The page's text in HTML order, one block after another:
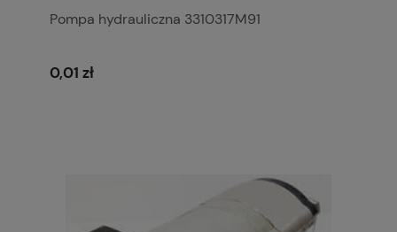
Pompa hydrauliczna 3310317M91
0,01 zł